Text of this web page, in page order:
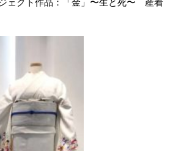
ェクト作品：「金」〜生と死〜 産着